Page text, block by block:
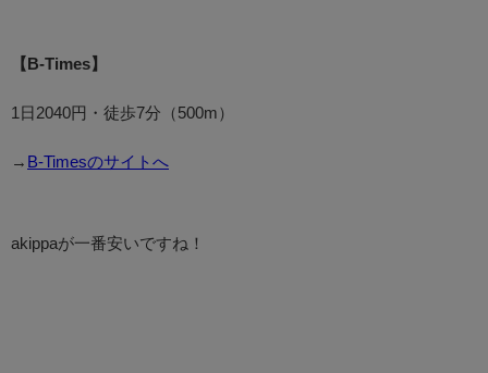
【B-Times】
1日2040円・徒歩7分（500m）
→ B-Timesのサイトへ
akippaが一番安いですね！